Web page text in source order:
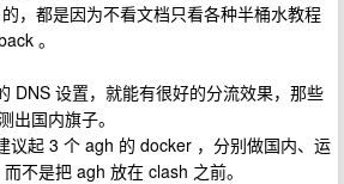
，都是因为不看文档只看各种半桶水教程
。
DNS 设置，就能有很好的分流效果，那些
出国内旗子。
议起 3 个 agh 的 docker ，分别做国内、运
不是把 agh 放在 clash 之前。